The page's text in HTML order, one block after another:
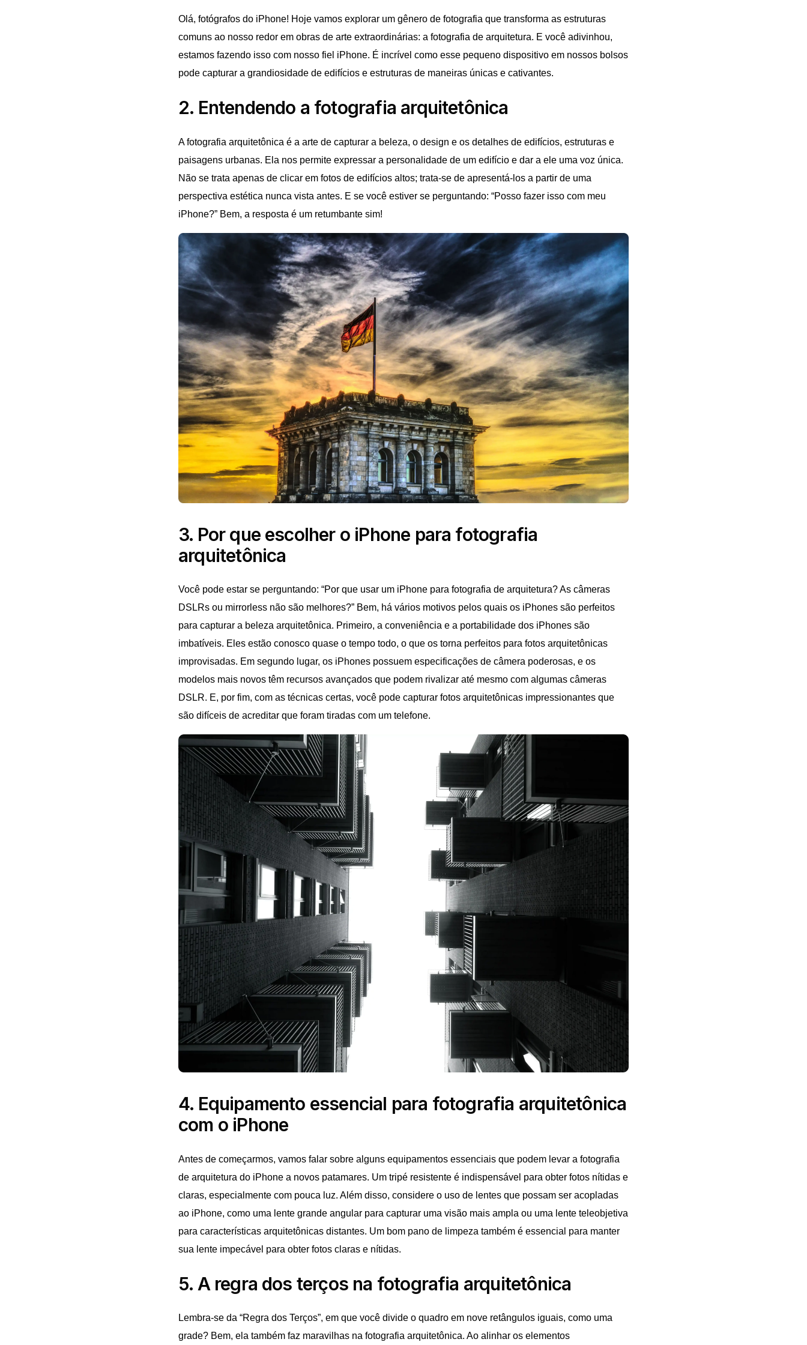
Olá, fotógrafos do iPhone! Hoje vamos explorar um gênero de fotografia que transforma as estruturas
comuns ao nosso redor em obras de arte extraordinárias: a fotografia de arquitetura. E você adivinhou,
estamos fazendo isso com nosso fiel iPhone. É incrível como esse pequeno dispositivo em nossos bolsos
pode capturar a grandiosidade de edifícios e estruturas de maneiras únicas e cativantes.
2. Entendendo a fotografia arquitetônica
A fotografia arquitetônica é a arte de capturar a beleza, o design e os detalhes de edifícios, estruturas e
paisagens urbanas. Ela nos permite expressar a personalidade de um edifício e dar a ele uma voz única.
Não se trata apenas de clicar em fotos de edifícios altos; trata-se de apresentá-los a partir de uma
perspectiva estética nunca vista antes. E se você estiver se perguntando: “Posso fazer isso com meu
iPhone?” Bem, a resposta é um retumbante sim!
3. Por que escolher o iPhone para fotografia
arquitetônica
Você pode estar se perguntando: “Por que usar um iPhone para fotografia de arquitetura? As câmeras
DSLRs ou mirrorless não são melhores?” Bem, há vários motivos pelos quais os iPhones são perfeitos
para capturar a beleza arquitetônica. Primeiro, a conveniência e a portabilidade dos iPhones são
imbatíveis. Eles estão conosco quase o tempo todo, o que os torna perfeitos para fotos arquitetônicas
improvisadas. Em segundo lugar, os iPhones possuem especificações de câmera poderosas, e os
modelos mais novos têm recursos avançados que podem rivalizar até mesmo com algumas câmeras
DSLR. E, por fim, com as técnicas certas, você pode capturar fotos arquitetônicas impressionantes que
são difíceis de acreditar que foram tiradas com um telefone.
4. Equipamento essencial para fotografia arquitetônica
com o iPhone
Antes de começarmos, vamos falar sobre alguns equipamentos essenciais que podem levar a fotografia
de arquitetura do iPhone a novos patamares. Um tripé resistente é indispensável para obter fotos nítidas e
claras, especialmente com pouca luz. Além disso, considere o uso de lentes que possam ser acopladas
ao iPhone, como uma lente grande angular para capturar uma visão mais ampla ou uma lente teleobjetiva
para características arquitetônicas distantes. Um bom pano de limpeza também é essencial para manter
sua lente impecável para obter fotos claras e nítidas.
5. A regra dos terços na fotografia arquitetônica
Lembra-se da “Regra dos Terços”, em que você divide o quadro em nove retângulos iguais, como uma
grade? Bem, ela também faz maravilhas na fotografia arquitetônica. Ao alinhar os elementos